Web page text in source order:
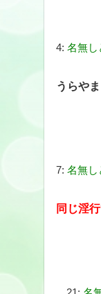
4: 名無し
うらやま
7: 名無し
同じ淫